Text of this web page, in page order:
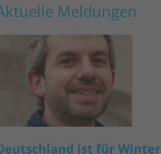
Meldungen
ist für Winter